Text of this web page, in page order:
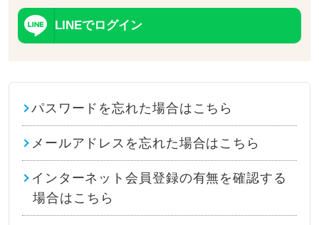
LINEでログイン
パスワードを忘れた場合はこちら
メールアドレスを忘れた場合はこちら
インターネット会員登録の有無を確認する
場合はこちら